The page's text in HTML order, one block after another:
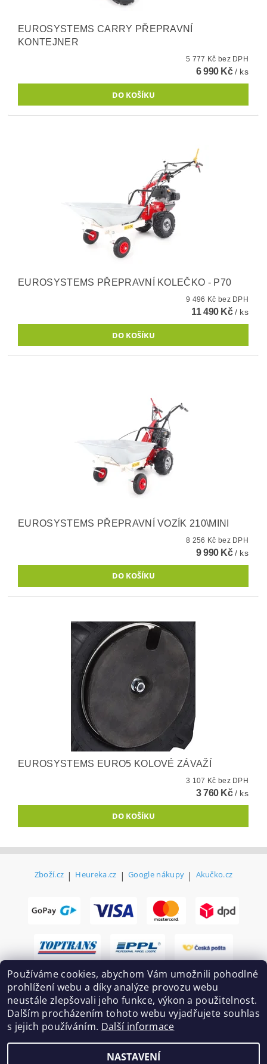
EUROSYSTEMS CARRY PŘEPRAVNÍ
KONTEJNER
5 777 Kč bez DPH
6 990 Kč/ ks
EUROSYSTEMS PŘEPRAVNÍ KOLEČKO - P70
9 496 Kč bez DPH
11 490 Kč/ ks
EUROSYSTEMS PŘEPRAVNÍ VOZÍK 210\MINI
8 256 Kč bez DPH
9 990 Kč/ ks
EUROSYSTEMS EURO5 KOLOVÉ ZÁVAŽÍ
3 107 Kč bez DPH
3 760 Kč/ ks
Zboží.cz | Heureka.cz | Google nákupy | Akučko.cz
Vytvořil Shoptet
Používáme cookies, abychom Vám umožnili pohodlné
prohlížení webu a díky analýze provozu webu
neustále zlepšovali jeho funkce, výkon a použitelnost.
Dalším procházením tohoto webu vyjadřujete souhlas
s jejich používáním. Další informace
NASTAVENÍ